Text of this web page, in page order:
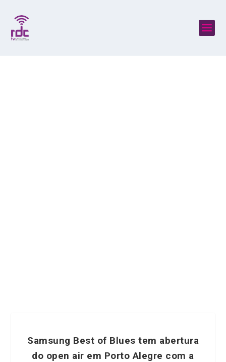
Samsung Best of Blues tem abertura
do open air em Porto Alegre com a